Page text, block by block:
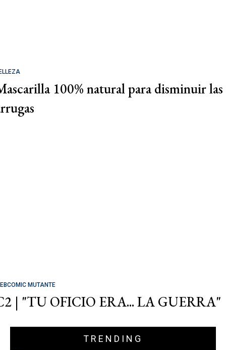
100% natural para disminuir las
MUTANTE
| "TU OFICIO ERA... LA GUERRA"
TRENDING